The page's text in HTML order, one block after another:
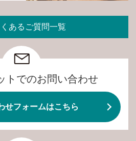
あるご質問一覧
トでのお問い合わせ
せフォームはこちら